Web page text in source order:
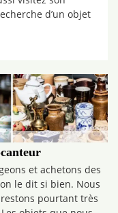
d’un objet
et achetons des
le dit si bien. Nous
pourtant très